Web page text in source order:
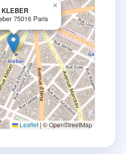
75016 Paris
×
Leaflet | © OpenStreetMap